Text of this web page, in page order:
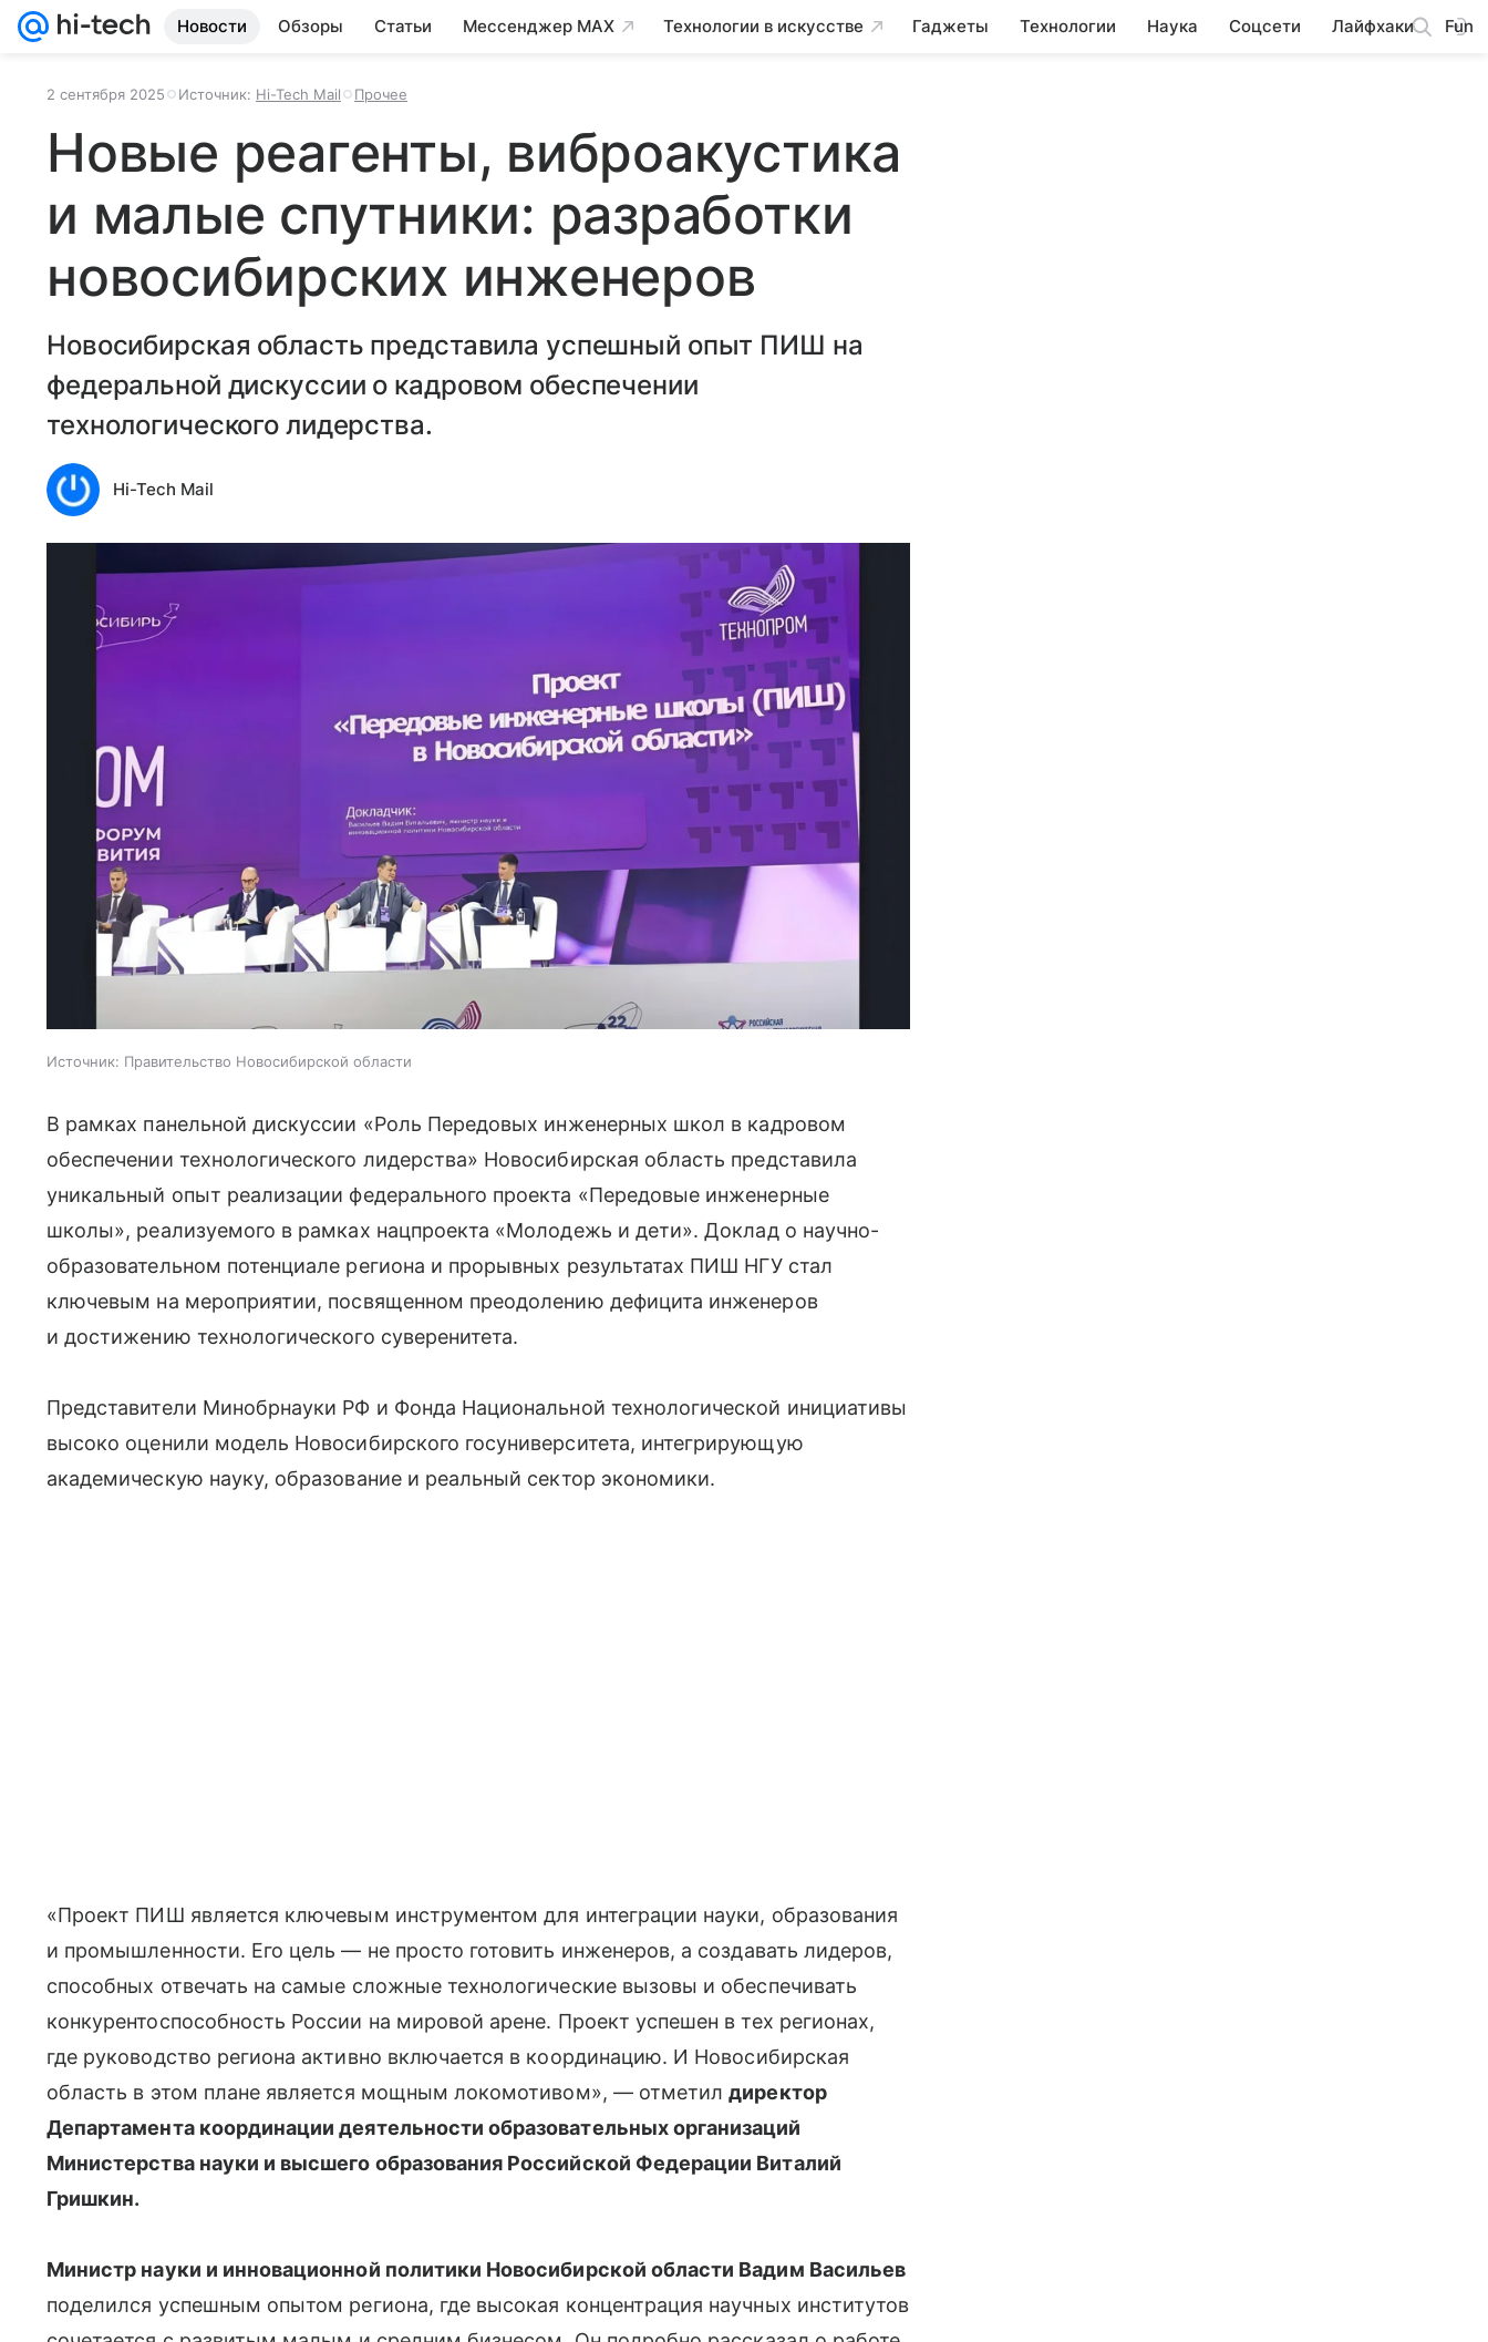
Новости Обзоры Статьи Мессенджер MAX Технологии в искусстве Гаджеты Технологии Наука Соцсети Лайфхаки Fun
2 сентября 2025 Источник: Hi-Tech Mail Прочее
Новые реагенты, виброакустика
и малые спутники: разработки
новосибирских инженеров
Новосибирская область представила успешный опыт ПИШ на
федеральной дискуссии о кадровом обеспечении
технологического лидерства.
Hi-Tech Mail
Источник: Правительство Новосибирской области
В рамках панельной дискуссии «Роль Передовых инженерных школ в кадровом
обеспечении технологического лидерства» Новосибирская область представила
уникальный опыт реализации федерального проекта «Передовые инженерные
школы», реализуемого в рамках нацпроекта «Молодежь и дети». Доклад о научно-
образовательном потенциале региона и прорывных результатах ПИШ НГУ стал
ключевым на мероприятии, посвященном преодолению дефицита инженеров
и достижению технологического суверенитета.
Представители Минобрнауки РФ и Фонда Национальной технологической инициативы
высоко оценили модель Новосибирского госуниверситета, интегрирующую
академическую науку, образование и реальный сектор экономики.
«Проект ПИШ является ключевым инструментом для интеграции науки, образования
и промышленности. Его цель — не просто готовить инженеров, а создавать лидеров,
способных отвечать на самые сложные технологические вызовы и обеспечивать
конкурентоспособность России на мировой арене. Проект успешен в тех регионах,
где руководство региона активно включается в координацию. И Новосибирская
область в этом плане является мощным локомотивом», — отметилдиректор
Департамента координации деятельности образовательных организаций
Министерства науки и высшего образования Российской Федерации Виталий
Гришкин.
Министр науки и инновационной политики Новосибирской области Вадим Васильев
поделился успешным опытом региона, где высокая концентрация научных институтов